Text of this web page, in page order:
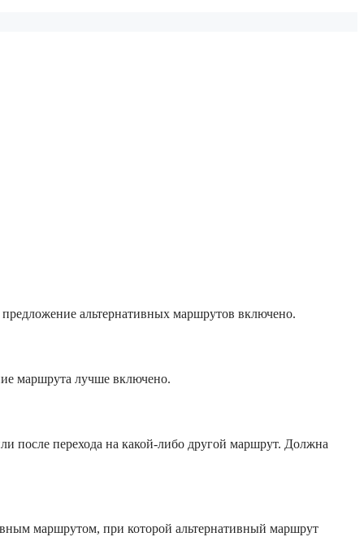
альтернативных маршрутов включено.
маршрута лучше включено.
после перехода на какой-либо другой маршрут. Должна
маршрутом, при которой альтернативный маршрут